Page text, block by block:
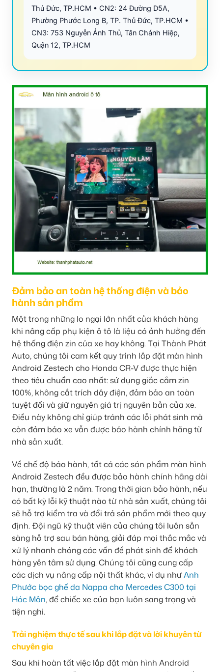
Thủ Đức, TP.HCM • CN2: 24 Đường D5A,
Phường Phước Long B, TP. Thủ Đức, TP.HCM •
CN3: 753 Nguyễn Ảnh Thủ, Tân Chánh Hiệp,
Quận 12, TP.HCM
Đảm bảo an toàn hệ thống điện và bảo
hành sản phẩm
Một trong những lo ngại lớn nhất của khách hàng
khi nâng cấp phụ kiện ô tô là liệu có ảnh hưởng đến
hệ thống điện zin của xe hay không. Tại Thành Phát
Auto, chúng tôi cam kết quy trình lắp đặt màn hình
Android Zestech cho Honda CR-V được thực hiện
theo tiêu chuẩn cao nhất: sử dụng giắc cắm zin
100%, không cắt trích dây điện, đảm bảo an toàn
tuyệt đối và giữ nguyên giá trị nguyên bản của xe.
Điều này không chỉ giúp tránh các lỗi phát sinh mà
còn đảm bảo xe vẫn được bảo hành chính hãng từ
nhà sản xuất.
Về chế độ bảo hành, tất cả các sản phẩm màn hình
Android Zestech đều được bảo hành chính hãng dài
hạn, thường là 2 năm. Trong thời gian bảo hành, nếu
có bất kỳ lỗi kỹ thuật nào từ nhà sản xuất, chúng tôi
sẽ hỗ trợ kiểm tra và đổi trả sản phẩm mới theo quy
định. Đội ngũ kỹ thuật viên của chúng tôi luôn sẵn
sàng hỗ trợ sau bán hàng, giải đáp mọi thắc mắc và
xử lý nhanh chóng các vấn đề phát sinh để khách
hàng yên tâm sử dụng. Chúng tôi cũng cung cấp
các dịch vụ nâng cấp nội thất khác, ví dụ nhưAnh
Phước bọc ghế da Nappa cho Mercedes C300 tại
Hóc Môn, để chiếc xe của bạn luôn sang trọng và
tiện nghi.
Trải nghiệm thực tế sau khi lắp đặt và lời khuyên từ
chuyên gia
Sau khi hoàn tất việc lắp đặt màn hình Android